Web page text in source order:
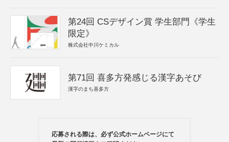
第24回 CSデザイン賞 学生部門《学生
限定》
株式会社中川ケミカル
第71回 喜多方発感じる漢字あそび
漢字のまち喜多方
応募される際は、必ず公式ホームページにて